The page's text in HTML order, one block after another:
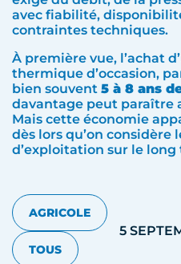
avec fiabilité,
contraintes techniques.
À première vue, l’achat
thermique d’occasion,
bien souvent 5 à 8 ans
davantage peut paraître
Mais cette économie
dès lors qu’on considère
d’exploitation sur le long
AGRICOLE
TOUS
5